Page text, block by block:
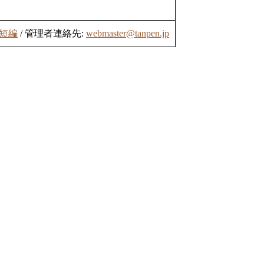
編 / 管理者連絡先: webmaster@tanpen.jp